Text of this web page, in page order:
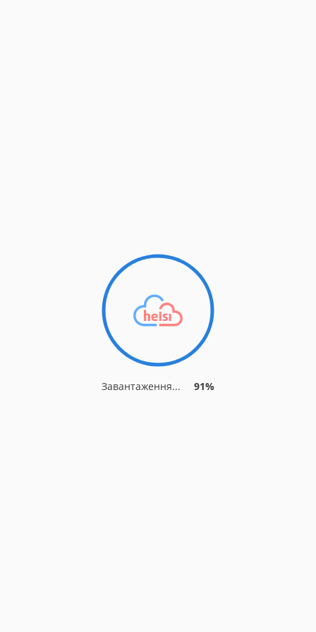
Завантаження... 91%